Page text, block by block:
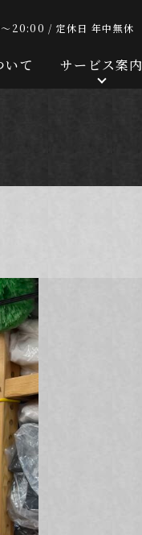
いて サービス案内
20:00 / 定休日 年中無休